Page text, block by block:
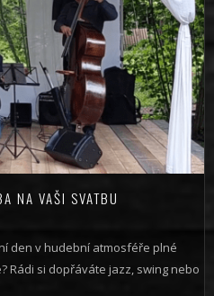
NA VAŠI SVATBU
den v hudební atmosféře plné
Rádi si dopřáváte jazz, swing nebo